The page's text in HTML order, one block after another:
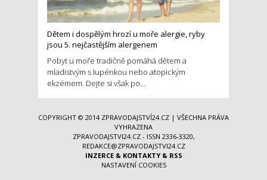
Dětem i dospělým hrozí u moře alergie, ryby
jsou 5. nejčastějším alergenem
Pobyt u moře tradičně pomáhá dětem a
mladistvým s lupénkou nebo atopickým
ekzémem. Dejte si však po...
COPYRIGHT © 2014 ZPRAVODAJSTVÍ24.CZ | VŠECHNA PRÁVA
VYHRAZENA
ZPRAVODAJSTVI24.CZ - ISSN 2336-3320,
REDAKCE@ZPRAVODAJSTVI24.CZ
INZERCE& KONTAKTY& RSS
NASTAVENÍ COOKIES